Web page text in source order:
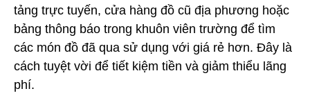
tảng trực tuyến, cửa hàng đồ cũ địa phương hoặc
bảng thông báo trong khuôn viên trường để tìm
các món đồ đã qua sử dụng với giá rẻ hơn. Đây là
cách tuyệt vời để tiết kiệm tiền và giảm thiểu lãng
phí.